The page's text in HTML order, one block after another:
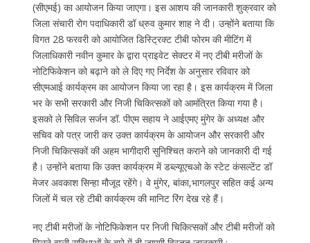
(सीएमई) का आयोजन किया जाएगा। इस आशय की जानकारी शुक्रवार को
जिला संचारी रोग पदाधिकारी डॉ ध्रुव कुमार शाह ने दी। उन्होंने बताया कि
विगत 28 फरवरी को आयोजित डिस्ट्रिक्ट टीबी फोरम की मीटिंग में
जिलाधिकारी नवीन कुमार के द्वारा प्राइवेट सेक्टर में नए टीबी मरीजों के
नोटिफिकेशन को बढ़ाने को ले दिए गए निर्देश के अनुसार रविवार को
सीएमआई कार्यक्रम का आयोजन किया जा रहा है। इस कार्यक्रम में जिला
भर के सभी सरकारी और निजी चिकित्सकों को आमंत्रित किया गया है।
इसको ले सिविल सर्जन डॉ. पीएम सहाय ने आईएमए मुंगेर के अध्यक्ष और
सचिव को पत्र जारी कर उक्त कार्यक्रम के आयोजन और सरकारी और
निजी चिकित्सकों की अहम भागीदारी सुनिश्चित कराने को जानकारी दी गई
है। उन्होंने बताया कि उक्त कार्यक्रम में डब्ल्यूएचओ के स्टेट कंसल्टेंट डॉ
मेजर अवकाश सिन्हा मौजूद रहेंगे। वे मुंगेर, बांका,भागलपुर सहित कई अन्य
जिलों में चल रहे टीबी कार्यक्रम की मानिट रिंग देख रहे हैं।
नए टीबी मरीजों के नोटिफिकेशन पर निजी चिकित्सकों और टीबी मरीजों को